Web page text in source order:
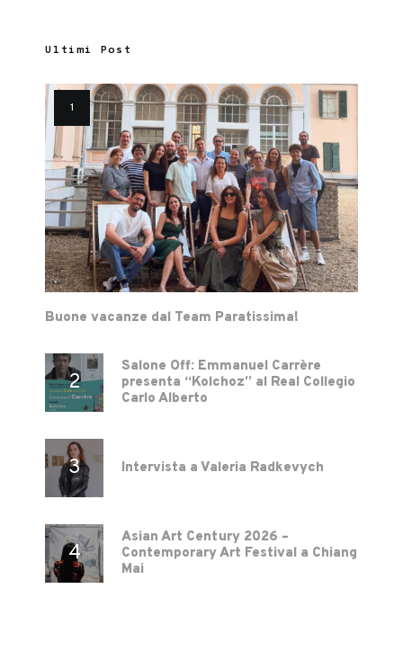
Ultimi Post
Buone vacanze dal Team Paratissima!
Salone Off: Emmanuel Carrère
presenta “Kolchoz” al Real Collegio
Carlo Alberto
Intervista a Valeria Radkevych
Asian Art Century 2026 –
Contemporary Art Festival a Chiang
Mai